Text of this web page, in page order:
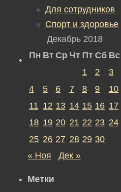
Для сотрудников
Спорт и здоровье
Декабрь 2018
Пн Вт Ср Чт Пт Сб Вс
1
2
3
4
5 6 7 8 9
10
11 12 13 14 15 16 17
18 19 20 21 22 23 24
25 26 27 28 29 30
« Ноя
Дек »
Метки